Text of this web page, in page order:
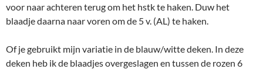
voor naar achteren terug om het hstk te haken. Duw het
blaadje daarna naar voren om de 5 v. (AL) te haken.
Of je gebruikt mijn variatie in de blauw/witte deken. In deze
deken heb ik de blaadjes overgeslagen en tussen de rozen 6